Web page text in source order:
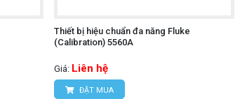
Thiết bị hiệu chuẩn đa năng Fluke
(Calibration) 5560A
Giá: Liên hệ
ĐẶT MUA